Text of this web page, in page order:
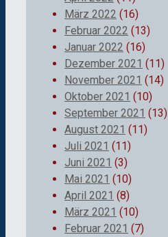
März 2022 (16)
Februar 2022 (13)
Januar 2022 (16)
Dezember 2021 (11)
November 2021 (14)
Oktober 2021 (10)
September 2021 (13)
August 2021 (11)
Juli 2021 (11)
Juni 2021 (3)
Mai 2021 (10)
April 2021 (8)
März 2021 (10)
Februar 2021 (7)